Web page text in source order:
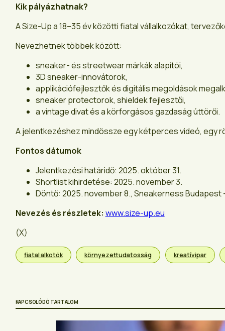
Kik pályázhatnak?
A Size-Up a 18–35 év közötti fiatal vállalkozókat,
Nevezhetnek többek között:
sneaker- és streetwear márkák alapítói,
3D sneaker-innovátorok,
applikációfejlesztők és digitális megoldások
sneaker protectorok, shieldek fejlesztői,
a vintage divat és a körforgásos gazdaság úttörői.
A jelentkezéshez mindössze egy kétperces videó, egy
Fontos dátumok
Jelentkezési határidő: 2025. október 31.
Shortlist kihirdetése: 2025. november 3.
Döntő: 2025. november 8., Sneakerness
Nevezés és részletek: www.size-up.eu
(X)
fiatal alkotók környezettudatosság kreatívipar
KAPCSOLÓDÓ TARTALOM